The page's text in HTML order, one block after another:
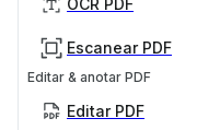
OCR PDF
Escanear PDF
Editar & anotar PDF
Editar PDF